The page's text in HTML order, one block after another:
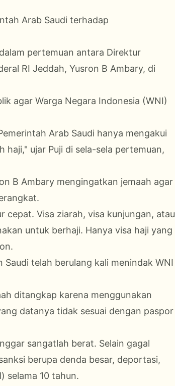
Arab Saudi terhadap
pertemuan antara Direktur
RI Jeddah, Yusron B Ambary, di
agar Warga Negara Indonesia (WNI)
Arab Saudi hanya mengakui
haji," ujar Puji di sela-sela pertemuan,
B Ambary mengingatkan jemaah agar
cepat. Visa ziarah, visa kunjungan, atau
untuk berhaji. Hanya visa haji yang
telah berulang kali menindak WNI
ditangkap karena menggunakan
datanya tidak sesuai dengan paspor
sangatlah berat. Selain gagal
berupa denda besar, deportasi,
selama 10 tahun.